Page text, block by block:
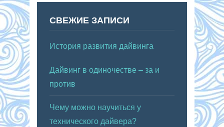
СВЕЖИЕ ЗАПИСИ
История развития дайвинга
Дайвинг в одиночестве – за и
против
Чему можно научиться у
технического дайвера?